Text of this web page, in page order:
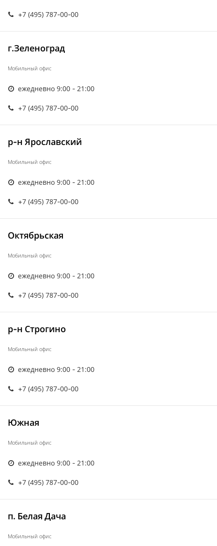
+7 (495) 787-00-00
г.Зеленоград
Мобильный офис
ежедневно 9:00 - 21:00
+7 (495) 787-00-00
р-н Ярославский
Мобильный офис
ежедневно 9:00 - 21:00
+7 (495) 787-00-00
Октябрьская
Мобильный офис
ежедневно 9:00 - 21:00
+7 (495) 787-00-00
р-н Строгино
Мобильный офис
ежедневно 9:00 - 21:00
+7 (495) 787-00-00
Южная
Мобильный офис
ежедневно 9:00 - 21:00
+7 (495) 787-00-00
п. Белая Дача
Мобильный офис